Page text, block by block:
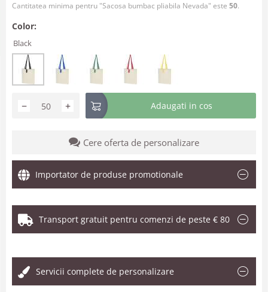
Cantitatea minima pentru "Sacosa bumbac pliabila Nevada" este 50.
Color:
Black
+
− Adaugati in cos
Cere oferta de personalizare
Importator de produse promotionale
Transport gratuit pentru comenzi de peste € 80
Servicii complete de personalizare